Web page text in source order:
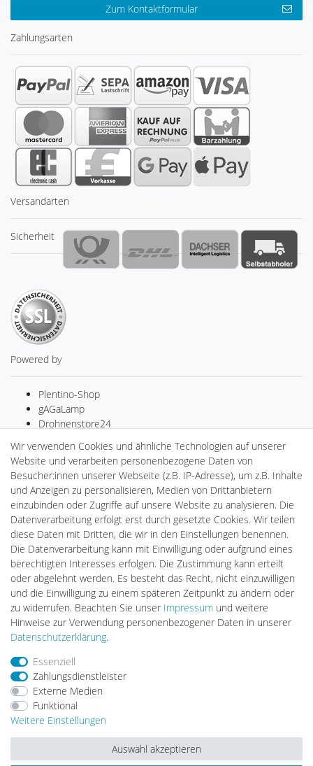
Zum Kontaktformular
Zahlungsarten
Versandarten
Sicherheit
Powered by
Plentino-Shop
gAGaLamp
Drohnenstore24
Batteriespeicher
PlentiSolar
Gebrauchtlicht
Ledkauf
DEYESOLAR
Lightech Connect
CardanLight Europe
FORTIMO LEDs
LED-RETROSHOP
Wallbox24
Impressum
Barrierefreiheitserklärung
Vertrag widerrufen
Wir verwenden Cookies und ähnliche Technologien auf unserer
Website und verarbeiten personenbezogene Daten von
Besucher:innen unserer Webseite (z.B. IP-Adresse), um z.B. Inhalte
und Anzeigen zu personalisieren, Medien von Drittanbietern
einzubinden oder Zugriffe auf unsere Website zu analysieren. Die
Datenverarbeitung erfolgt erst durch gesetzte Cookies. Wir teilen
diese Daten mit Dritten, die wir in den Einstellungen benennen.
Die Datenverarbeitung kann mit Einwilligung oder aufgrund eines
berechtigten Interesses erfolgen. Die Zustimmung kann erteilt
oder abgelehnt werden. Es besteht das Recht, nicht einzuwilligen
und die Einwilligung zu einem späteren Zeitpunkt zu ändern oder
zu widerrufen. Beachten Sie unser Impressum und weitere
Hinweise zur Verwendung personenbezogener Daten in unserer
Daten­schutz­erklärung.
Essenziell
Zahlungsdienstleister
Externe Medien
Funktional
Weitere Einstellungen
Auswahl akzeptieren